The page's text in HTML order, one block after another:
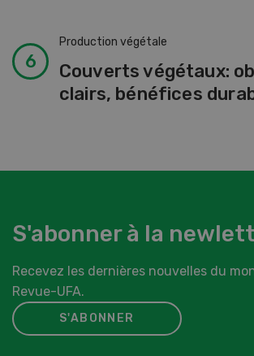
Production végétale
Couverts végétaux:
clairs, bénéfices
S'abonner à la
Recevez les dernières nouvelles du
Revue-UFA.
S'ABONNER